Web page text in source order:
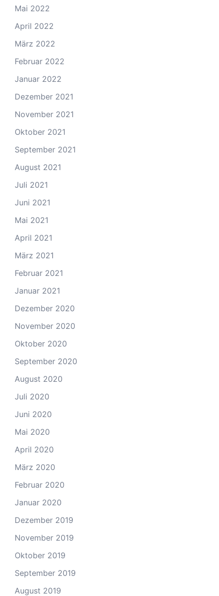
Mai 2022
April 2022
März 2022
Februar 2022
Januar 2022
Dezember 2021
November 2021
Oktober 2021
September 2021
August 2021
Juli 2021
Juni 2021
Mai 2021
April 2021
März 2021
Februar 2021
Januar 2021
Dezember 2020
November 2020
Oktober 2020
September 2020
August 2020
Juli 2020
Juni 2020
Mai 2020
April 2020
März 2020
Februar 2020
Januar 2020
Dezember 2019
November 2019
Oktober 2019
September 2019
August 2019